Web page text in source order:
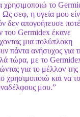
χρησιμοποιώ το
σεφ, η υγεία μου
δεν απογοήτευσε
του Germidex έκανε
μια πολύπλοκη
πάντα ανήσυχος για
τώρα, με το
για το μέλλον της
χρησιμοποιώ και να το
μου.”